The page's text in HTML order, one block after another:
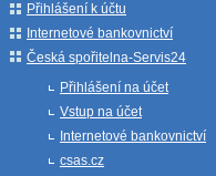
Přihlášení k účtu
Internetové bankovnictví
Česká spořitelna-Servis24
Přihlášení na účet
Vstup na účet
Internetové bankovnictví
csas.cz